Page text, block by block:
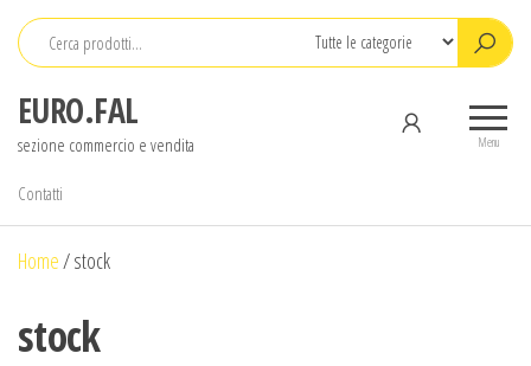
Salta
contenuto
EURO.FAL
sezione commercio e vendita Menu
Contatti
Home/stock
stock